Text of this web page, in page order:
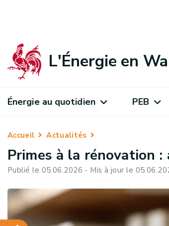
L'Énergie en
Énergie au quotidien PEB
Accueil Actualités
Primes à la rénovation
Publié le 05.06.2026 - Mis à jour le